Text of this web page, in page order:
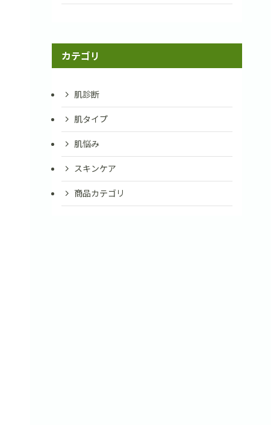
カテゴリ
肌診断
肌タイプ
肌悩み
スキンケア
商品カテゴリ